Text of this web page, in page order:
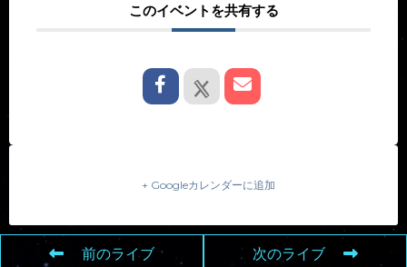
このイベントを共有する
+ Googleカレンダーに追加
前のライブ 次のライブ